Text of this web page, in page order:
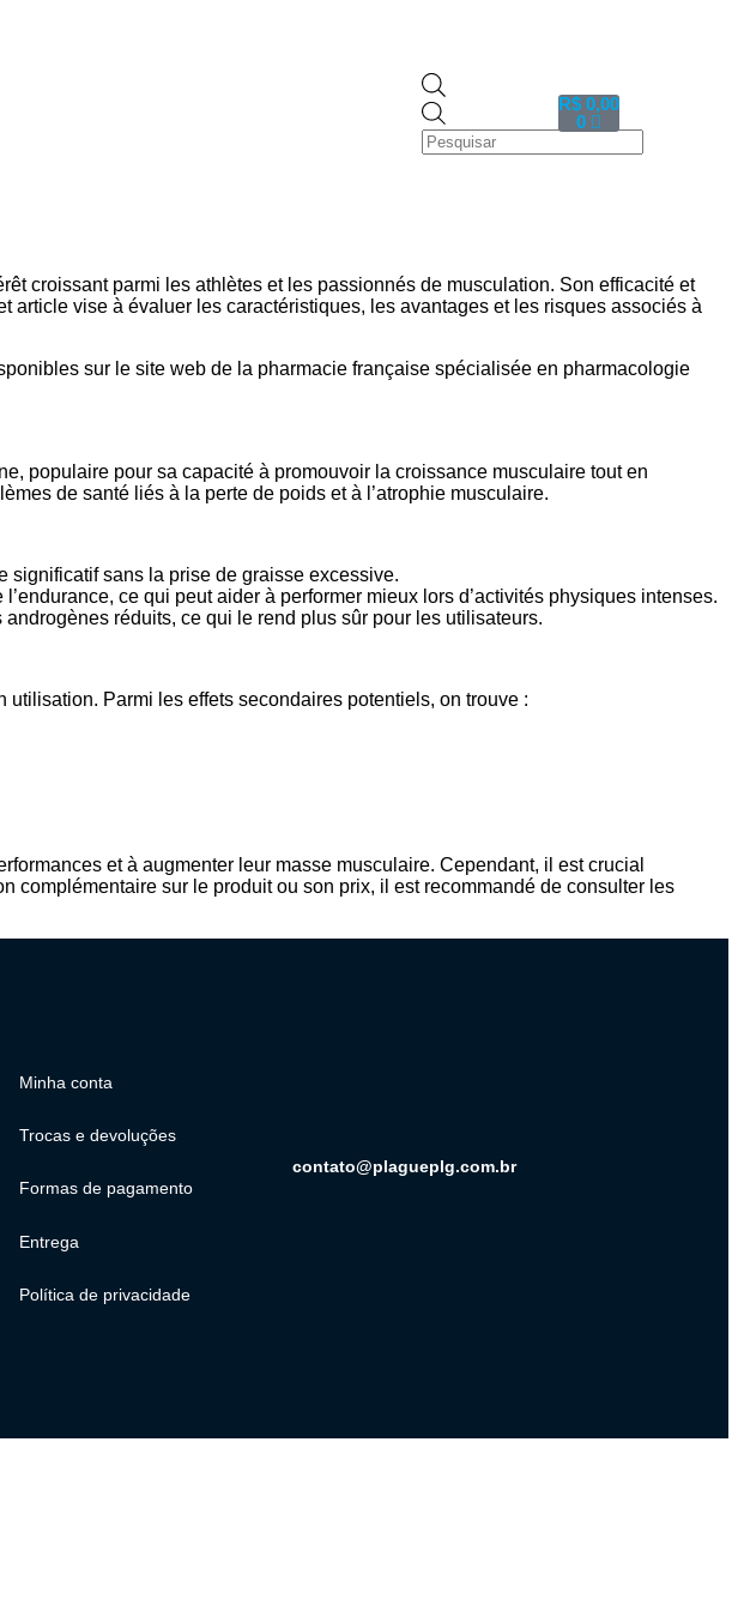
R$ 0,00
0
croissant parmi les athlètes et les passionnés de musculation. Son efficacité et
vise à évaluer les caractéristiques, les avantages et les risques associés à
sur le site web de la pharmacie française spécialisée en pharmacologie
populaire pour sa capacité à promouvoir la croissance musculaire tout en
de santé liés à la perte de poids et à l’atrophie musculaire.
significatif sans la prise de graisse excessive.
ce qui peut aider à performer mieux lors d’activités physiques intenses.
réduits, ce qui le rend plus sûr pour les utilisateurs.
Parmi les effets secondaires potentiels, on trouve :
et à augmenter leur masse musculaire. Cependant, il est crucial
complémentaire sur le produit ou son prix, il est recommandé de consulter les
Minha conta
Trocas e devoluções
Formas de pagamento
Entrega
Política de privacidade
contato@plagueplg.com.br